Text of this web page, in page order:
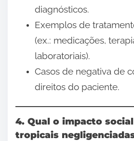
diagnósticos.
Exemplos de
(ex.: medicações,
laboratoriais).
Casos de negativa de
direitos do paciente.
4. Qual o impacto
tropicais